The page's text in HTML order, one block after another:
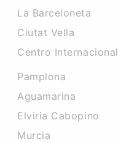
La Barceloneta
Ciutat Vella
Centro Internacional
Pamplona
Aguamarina
Elviria Cabopino
Murcia